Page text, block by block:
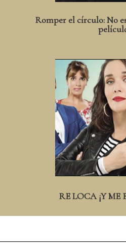
Romper el círculo: No
RE LOCA ¡Y